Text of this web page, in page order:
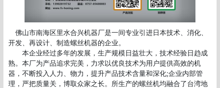
佛山市南海区里水合兴机器厂是一间专业引进日本技术、消化、
开发、再设计、制造螺丝机器的企业。
本企业经过多年的发展，生产规模日益壮大，技术经验日趋成
熟。本厂为产品追求完美，力求以优良技术为用户提供高效的机
器，不断投入人力、物力，提升产品技术含量和深化;企业内部管
理，严把质量关，博取众家之长。所生产的螺丝机均融合了台湾地